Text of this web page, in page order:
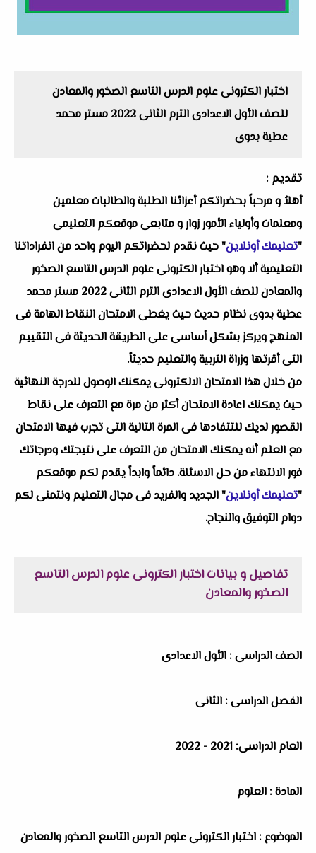
اختبار الكترونى علوم الدرس التاسع الصخور والمعادن
للصف الأول الاعدادى الترم الثانى 2022 مستر محمد
عطية بدوى
تقديم :
أهلاُ و مرحباً بحضراتكم أعزائنا الطلبة والطالبات معلمين
ومعلمات وأولياء الأمور زوار و متابعى موقعكم التعليمى
"تعليمك أونلاين" حيث نقدم لحضراتكم اليوم واحد من انفراداتنا
التعليمية ألا وهو اختبار الكترونى علوم الدرس التاسع الصخور
والمعادن للصف الأول الاعدادى الترم الثانى 2022 مستر محمد
عطية بدوى نظام حديث حيث يغطى الامتحان النقاط الهامة فى
المنهج ويركز بشكل أساسى على الطريقة الحديثة فى التقييم
التى أقرتها وزراة التربية والتعليم حديثاً.
من خلال هذا الامتحان الالكترونى يمكنك الوصول للدرجة النهائية
حيث يمكنك اعادة الامتحان أكثر من مرة مع التعرف على نقاط
القصور لديك للتتفادها فى المرة التالية التى تجرب فيها الامتحان
مع العلم أنه يمكنك الامتحان من التعرف على نتيجتك ودرجاتك
فور الانتهاء من حل الاسئلة. دائماً وابداً يقدم لكم موقعكم
"تعليمك أونلاين" الجديد والفريد فى مجال التعليم ونتمنى لكم
دوام التوفيق والنجاح.
تفاصيل و بيانات اختبار الكترونى علوم الدرس التاسع
الصخور والمعادن
الصف الدراسى : الأول الاعدادى
الفصل الدراسى : الثانى
العام الدراسى: 2021 - 2022
المادة : العلوم
الموضوع : اختبار الكترونى علوم الدرس التاسع الصخور والمعادن